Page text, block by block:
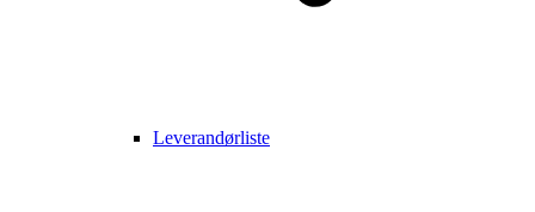
Leverandørliste